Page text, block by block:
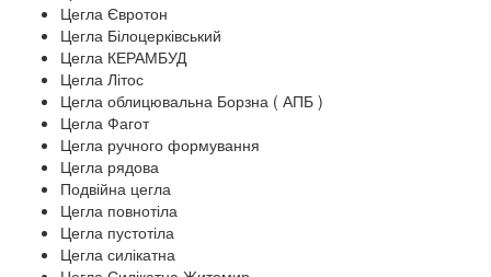
Цегла Євротон
Цегла Білоцерківський
Цегла КЕРАМБУД
Цегла Літос
Цегла облицювальна Борзна ( АПБ )
Цегла Фагот
Цегла ручного формування
Цегла рядова
Подвійна цегла
Цегла повнотіла
Цегла пустотіла
Цегла силікатна